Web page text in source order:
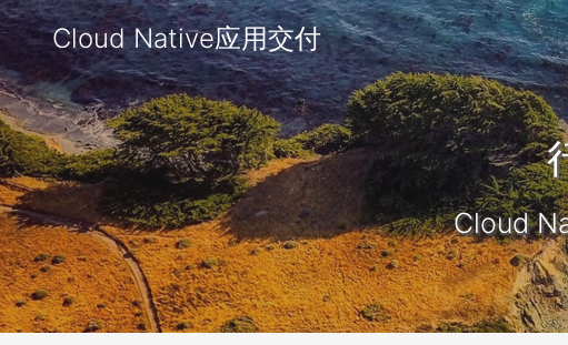
Cloud Native应用交付
Cloud